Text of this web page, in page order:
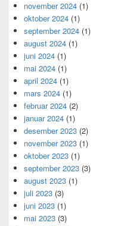
november 2024 (1)
oktober 2024 (1)
september 2024 (1)
august 2024 (1)
juni 2024 (1)
mai 2024 (1)
april 2024 (1)
mars 2024 (1)
februar 2024 (2)
januar 2024 (1)
desember 2023 (2)
november 2023 (1)
oktober 2023 (1)
september 2023 (3)
august 2023 (1)
juli 2023 (3)
juni 2023 (1)
mai 2023 (3)